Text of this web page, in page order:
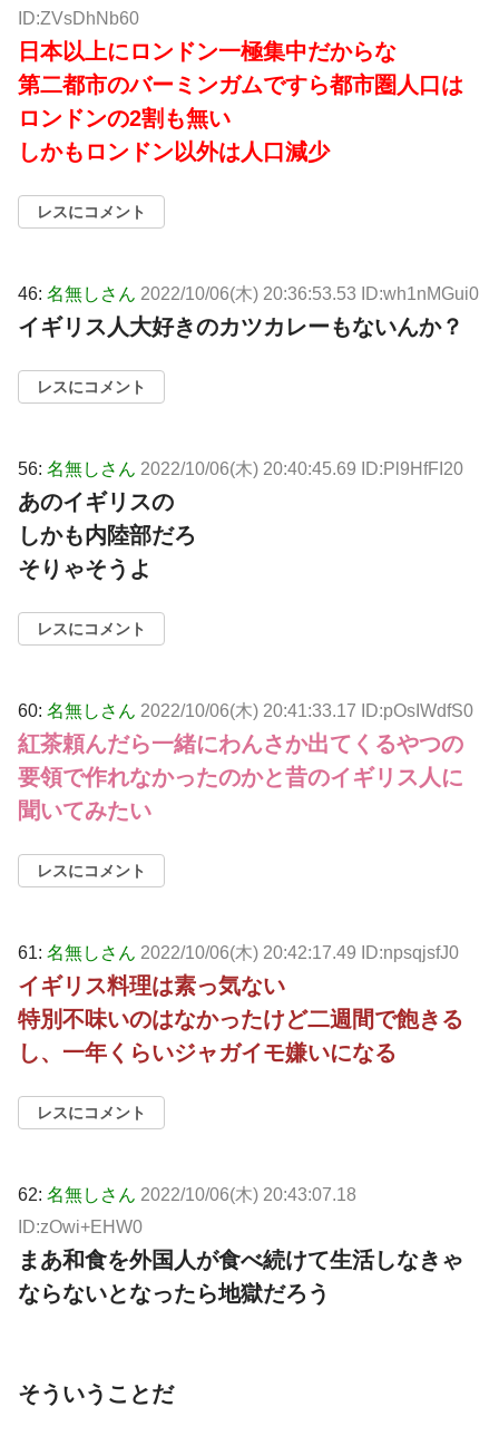
ID:ZVsDhNb60
日本以上にロンドン一極集中だからな
第二都市のバーミンガムですら都市圏人口は
ロンドンの2割も無い
しかもロンドン以外は人口減少
レスにコメント
46: 名無しさん 2022/10/06(木) 20:36:53.53 ID:wh1nMGui0
イギリス人大好きのカツカレーもないんか？
レスにコメント
56: 名無しさん 2022/10/06(木) 20:40:45.69 ID:Pl9HfFI20
あのイギリスの
しかも内陸部だろ
そりゃそうよ
レスにコメント
60: 名無しさん 2022/10/06(木) 20:41:33.17 ID:pOsIWdfS0
紅茶頼んだら一緒にわんさか出てくるやつの
要領で作れなかったのかと昔のイギリス人に
聞いてみたい
レスにコメント
61: 名無しさん 2022/10/06(木) 20:42:17.49 ID:npsqjsfJ0
イギリス料理は素っ気ない
特別不味いのはなかったけど二週間で飽きる
し、一年くらいジャガイモ嫌いになる
レスにコメント
62: 名無しさん 2022/10/06(木) 20:43:07.18
ID:zOwi+EHW0
まあ和食を外国人が食べ続けて生活しなきゃ
ならないとなったら地獄だろう
そういうことだ